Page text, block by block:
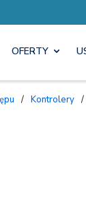
OFERTY
/ Kontrolery /